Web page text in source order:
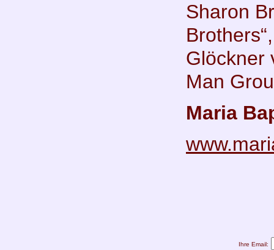
Sharon
Glöckner
Man
Maria
Ihre Email: